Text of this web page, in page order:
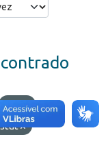
IED